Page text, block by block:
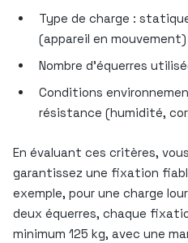
Type de charge :
(appareil en mouvement)
Nombre d’équerres
Conditions
résistance (humidité,
En évaluant ces critères,
garantissez une fixation
exemple, pour une charge
deux équerres, chaque
minimum 125 kg, avec une